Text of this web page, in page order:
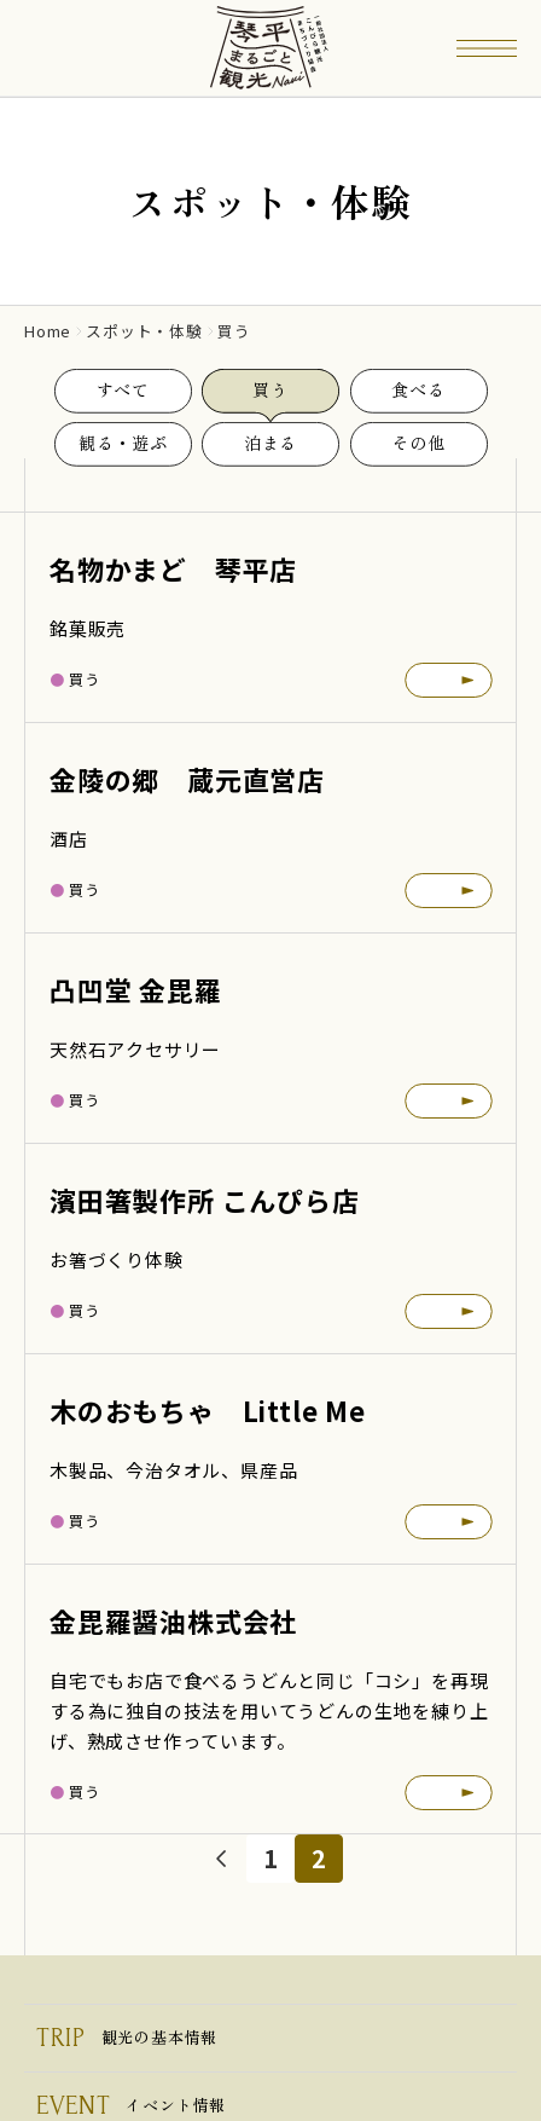
スポット・体験
Home スポット・体験 買う
すべて 買う 食べる
観る・遊ぶ 泊まる その他
名物かまど 琴平店
銘菓販売
買う
金陵の郷 蔵元直営店
酒店
買う
凸凹堂 金毘羅
天然石アクセサリー
買う
濱田箸製作所 こんぴら店
お箸づくり体験
買う
木のおもちゃ Little Me
木製品、今治タオル、県産品
買う
金毘羅醤油株式会社
自宅でもお店で食べるうどんと同じ「コシ」を再現
する為に独自の技法を用いてうどんの生地を練り上
げ、熟成させ作っています。
買う
1 2
TRIP 観光の基本情報
EVENT イベント情報